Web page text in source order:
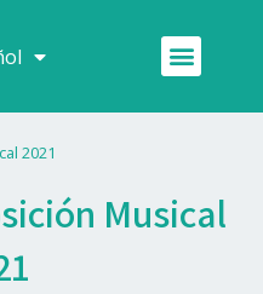
Menú
2021
Musical